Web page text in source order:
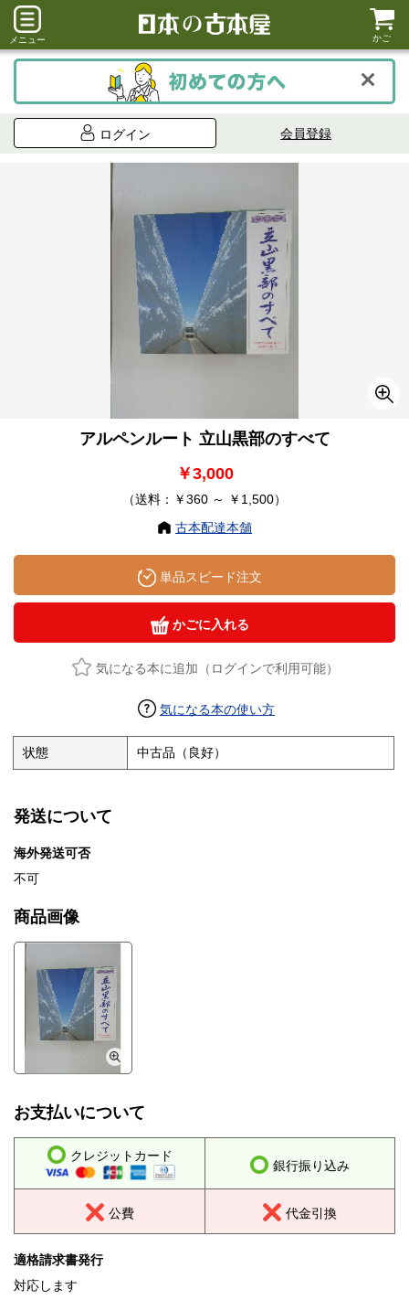
メニュー かご
ログイン 会員登録
アルペンルート 立山黒部のすべて
￥3,000
（送料：￥360 ～ ￥1,500）
古本配達本舗
単品スピード注文
かごに入れる
気になる本に追加（ログインで利用可能）
気になる本の使い方
状態 中古品（良好）
発送について
海外発送可否
不可
商品画像
お支払いについて
クレジットカード
銀行振り込み
公費 代金引換
適格請求書発行
対応します